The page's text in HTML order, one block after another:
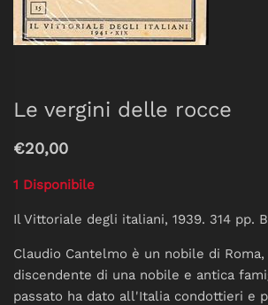
Le vergini delle rocce
€20,00
1 Disponibile
Il Vittoriale degli italiani, 1939. 314 pp.
Claudio Cantelmo è un nobile di Roma,
discendente di una nobile e antica
passato ha dato all'Italia condottieri e